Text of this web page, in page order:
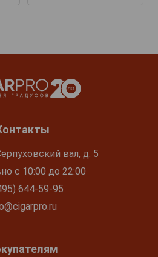
вал, д. 5
с 10:00 до 22:00
644-59-95